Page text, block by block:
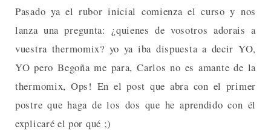
Pasado ya el rubor inicial comienza el curso y nos
lanza una pregunta: ¿quienes de vosotros adorais a
vuestra thermomix? yo ya iba dispuesta a decir YO,
YO pero Begoña me para, Carlos no es amante de la
thermomix, Ops! En el post que abra con el primer
postre que haga de los dos que he aprendido con él
explicaré el por qué ;)